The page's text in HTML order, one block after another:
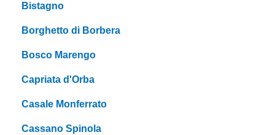
Bistagno
Borghetto di Borbera
Bosco Marengo
Capriata d'Orba
Casale Monferrato
Cassano Spinola